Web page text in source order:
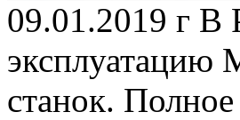
09.01.2019 г В
эксплуатацию
станок.